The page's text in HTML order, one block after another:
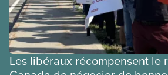
Les libéraux récompensent le